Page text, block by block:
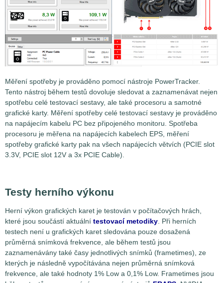
Měření spotřeby je prováděno pomocí nástroje PowerTracker.
Tento nástroj během testů dovoluje sledovat a zaznamenávat nejen
spotřebu celé testovací sestavy, ale také procesoru a samotné
grafické karty. Měření spotřeby celé testovací sestavy je prováděno
na napájecím kabelu PC bez připojeného monitoru. Spotřeba
procesoru je měřena na napájecích kabelech EPS, měření
spotřeby grafické karty pak na všech napájecích větvích (PCIE slot
3.3V, PCIE slot 12V a 3x PCIE Cable).
Testy herního výkonu
Herní výkon grafických karet je testován v počítačových hrách,
které jsou součástí aktuální testovací metodiky. Při herních
testech není u grafických karet sledována pouze dosažená
průměrná snímková frekvence, ale během testů jsou
zaznamenávány také časy jednotlivých snímků (frametimes), ze
kterých je následně vypočítávána nejen průměrná snímková
frekvence, ale také hodnoty 1% Low a 0,1% Low. Frametimes jsou